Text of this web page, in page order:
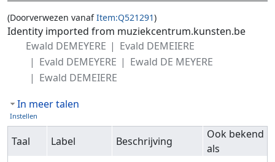
(Doorverwezen vanafItem:Q521291)
Ga naar: navigatie ,zoeken
Identity imported from muziekcentrum.kunsten.be
Ewald DEMEYERE
Evald DEMEIERE
Evald DEMEYERE
Ewald DE MEYERE
Ewald DEMEIERE
In meer talen
Instellen
Taal Label Beschrijving
Ook bekend
als